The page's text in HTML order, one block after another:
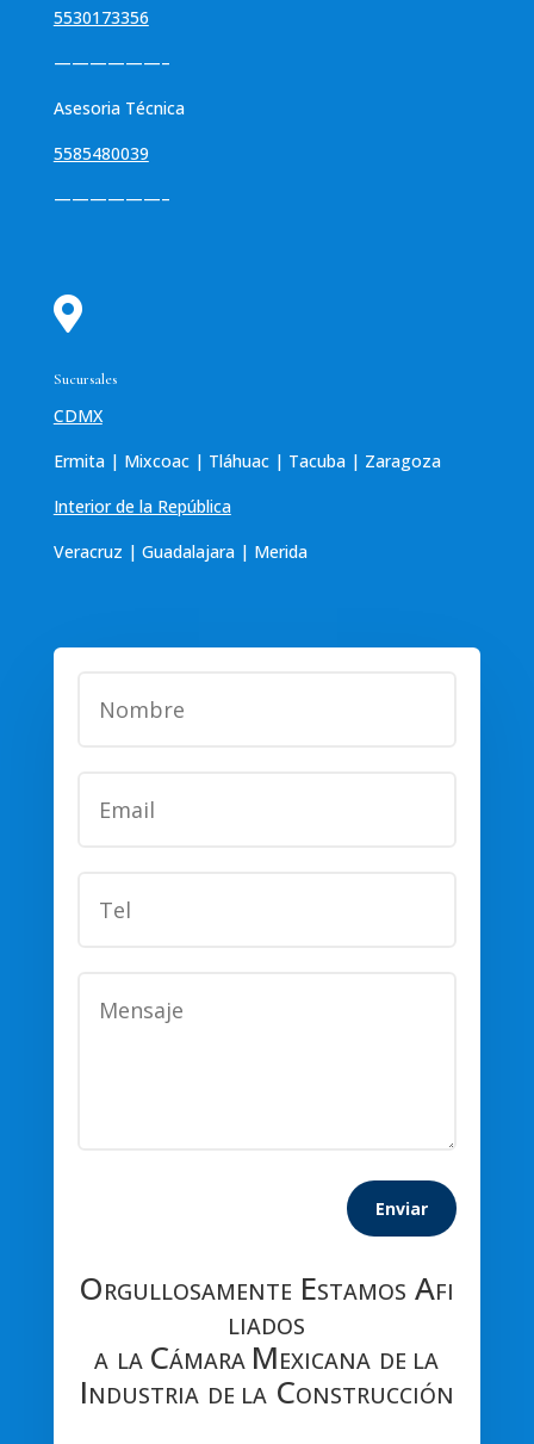
5530173356
——————–
Asesoria Técnica
5585480039
——————–

Sucursales
CDMX
Ermita | Mixcoac | Tláhuac | Tacuba | Zaragoza
Interior de la República
Veracruz | Guadalajara | Merida
Enviar
ORGULLOSAMENTE ESTAMOS AFI
LIADOS
A LA CÁMARA MEXICANA DE LA
INDUSTRIA DE LA CONSTRUCCIÓN